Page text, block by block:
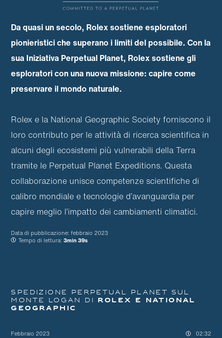
Passa al
Passa
Da quasi un secolo, Rolex sostiene esploratori
pionieristici che superano i limiti del possibile. Con la
sua Iniziativa Perpetual Planet, Rolex sostiene gli
esploratori con una nuova missione: capire come
preservare il mondo naturale.
Rolex e la National Geographic Society forniscono il
loro contributo per le attività di ricerca scientifica in
alcuni degli ecosistemi più vulnerabili della Terra
tramite le Perpetual Planet Expeditions. Questa
collaborazione unisce competenze scientifiche di
calibro mondiale e tecnologie d’avanguardia per
capire meglio l’impatto dei cambiamenti climatici.
Data di pubblicazione: febbraio 2023
Tempo di lettura: 3min 39s
Spedizione Perpetual Planet sul
monte Logan di Rolex e National
Geographic
Febbraio 2023 02:32